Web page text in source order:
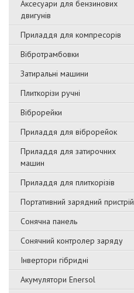
Аксесуари для бензинових
двигунів
Приладдя для компресорів
Вібротрамбовки
Затиральні машини
Плиткорізи ручні
Віброрейки
Приладдя для віброрейок
Приладдя для затирочниx
машин
Приладдя для плиткорізів
Портативний зарядний пристрій
Сонячна панель
Сонячний контролер заряду
Інвертори гібридні
Акумулятори Enersol